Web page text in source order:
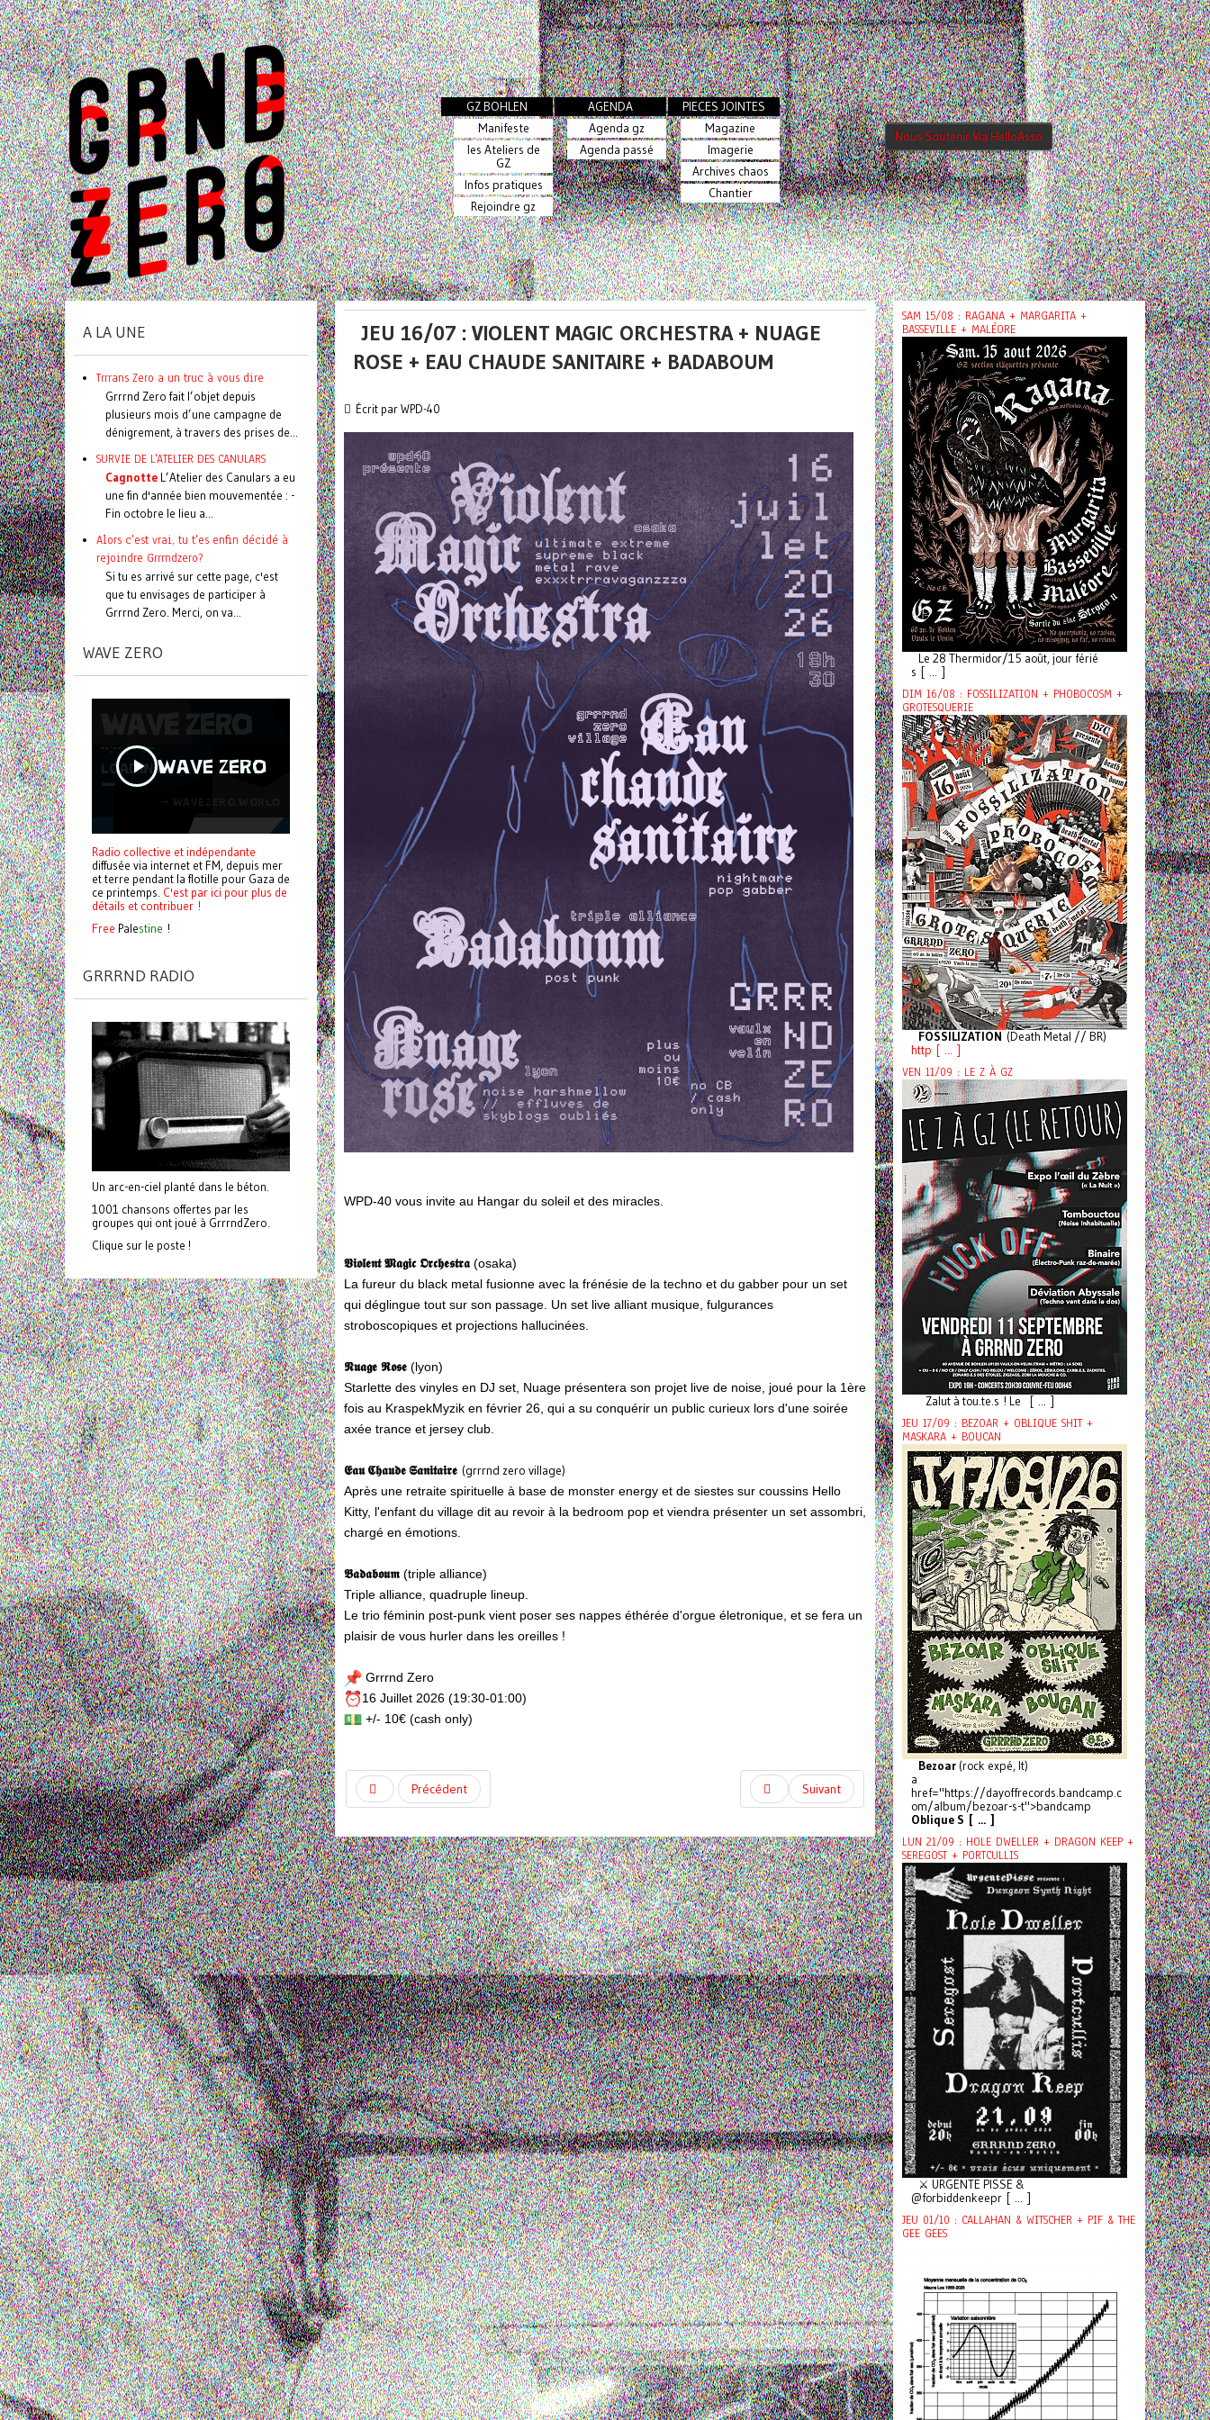
GZ BOHLEN
Manifeste
les Ateliers de
GZ
Infos pratiques
Rejoindre gz
AGENDA
Agenda gz
Agenda passé
PIECES JOINTES
Magazine
Imagerie
Archives chaos
Chantier
Nous Soutenir Via HelloAsso
JEU 16/07 : VIOLENT MAGIC ORCHESTRA + NUAGE
ROSE + EAU CHAUDE SANITAIRE + BADABOUM
Écrit parWPD-40
WPD-40 vous invite au Hangar du soleil et des miracles.
𝖁𝖎𝖔𝖑𝖊𝖓𝖙 𝕸𝖆𝖌𝖎𝖈 𝕺𝖗𝖈𝖍𝖊𝖘𝖙𝖗𝖆 (osaka)
La fureur du black metal fusionne avec la frénésie de la techno et du gabber pour un set
qui déglingue tout sur son passage. Un set live alliant musique, fulgurances
stroboscopiques et projections hallucinées.
𝕹𝖚𝖆𝖌𝖊 𝕽𝖔𝖘𝖊 (lyon)
Starlette des vinyles en DJ set, Nuage présentera son projet live de noise, joué pour la 1ère
fois au KraspekMyzik en février 26, qui a su conquérir un public curieux lors d'une soirée
axée trance et jersey club.
𝕰𝖆𝖚 𝕮𝖍𝖆𝖚𝖉𝖊 𝕾𝖆𝖓𝖎𝖙𝖆𝖎𝖗𝖊 (grrrnd zero village)
Après une retraite spirituelle à base de monster energy et de siestes sur coussins Hello
Kitty, l'enfant du village dit au revoir à la bedroom pop et viendra présenter un set assombri,
chargé en émotions.
𝕭𝖆𝖉𝖆𝖇𝖔𝖚𝖒(triple alliance)
Triple alliance, quadruple lineup.
Le trio féminin post-punk vient poser ses nappes éthérée d'orgue életronique, et se fera un
plaisir de vous hurler dans les oreilles !
Grrrnd Zero
16 Juillet 2026 (19:30-01:00)
+/- 10€ (cash only)
Précédent Suivant
A LA UNE
Trrrans Zero a un truc à vous dire
Grrrnd Zero fait l’objet depuis
plusieurs mois d’une campagne de
dénigrement, à travers des prises de...
SURVIE DE L'ATELIER DES CANULARS
Cagnotte L’Atelier des Canulars a eu
une fin d'année bien mouvementée : -
Fin octobre le lieu a...
Alors c'est vrai, tu t'es enfin décidé à
rejoindre Grrrndzero?
Si tu es arrivé sur cette page, c'est
que tu envisages de participer à
Grrrnd Zero. Merci, on va...
WAVE ZERO
Radio collective et indépendante
diffusée via internet et FM, depuis mer
et terre pendant la flotille pour Gaza de
ce printemps. C'est par ici pour plus de
détails et contribuer !
Free Palestine !
GRRRND RADIO
Un arc-en-ciel planté dans le béton.
1001 chansons offertes par les
groupes qui ont joué à GrrrndZero.
Clique sur le poste !
SAM 15/08 : RAGANA + MARGARITA +
BASSEVILLE + MALÉORE
Le 28 Thermidor/15 août, jour férié
s [ ... ]
DIM 16/08 : FOSSILIZATION + PHOBOCOSM +
GROTESQUERIE
FOSSILIZATION (Death Metal // BR)
http [ ... ]
VEN 11/09 : LE Z À GZ
Zalut à tou.te.s ! Le [ ... ]
JEU 17/09 : BEZOAR + OBLIQUE SHIT +
MASKARA + BOUCAN
Bezoar (rock expé, It)
a
href="https://dayoffrecords.bandcamp.c
om/album/bezoar-s-t">bandcamp
Oblique S [ ... ]
LUN 21/09 : HOLE DWELLER + DRAGON KEEP +
SEREGOST + PORTCULLIS
⚔️ URGENTE PISSE &
@forbiddenkeepr [ ... ]
JEU 01/10 : CALLAHAN & WITSCHER + PIF & THE
GEE GEES